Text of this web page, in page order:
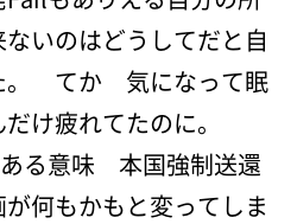
いのはどうしてだと自
。 てか 気になって眠
け疲れてたのに。
る意味 本国強制送還
何もかもと変ってしま